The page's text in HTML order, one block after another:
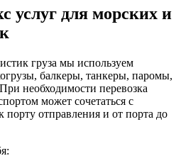
услуг для морских и
груза мы используем
балкеры, танкеры, паромы,
необходимости перевозка
может сочетаться с
порту отправления и от порта до